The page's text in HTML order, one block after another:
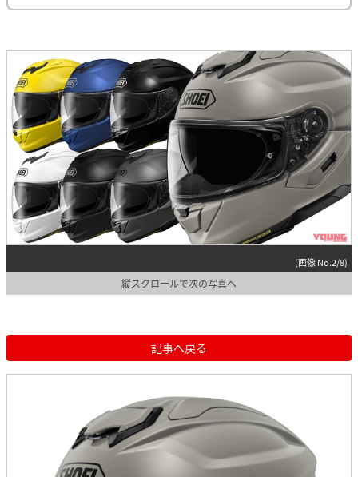
(画像 No.2/8)
縦スクロールで次の写真へ
記事へ戻る